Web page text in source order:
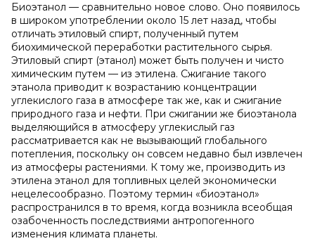
Биоэтанол — сравнительно новое слово. Оно появилось
в широком употреблении около 15 лет назад, чтобы
отличать этиловый спирт, полученный путем
биохимической переработки растительного сырья.
Этиловый спирт (этанол) может быть получен и чисто
химическим путем — из этилена. Сжигание такого
этанола приводит к возрастанию концентрации
углекислого газа в атмосфере так же, как и сжигание
природного газа и нефти. При сжигании же биоэтанола
выделяющийся в атмосферу углекислый газ
рассматривается как не вызывающий глобального
потепления, поскольку он совсем недавно был извлечен
из атмосферы растениями. К тому же, производить из
этилена этанол для топливных целей экономически
нецелесообразно. Поэтому термин «биоэтанол»
распространился в то время, когда возникла всеобщая
озабоченность последствиями антропогенного
изменения климата планеты.